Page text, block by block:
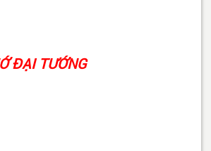
TƯỚNG